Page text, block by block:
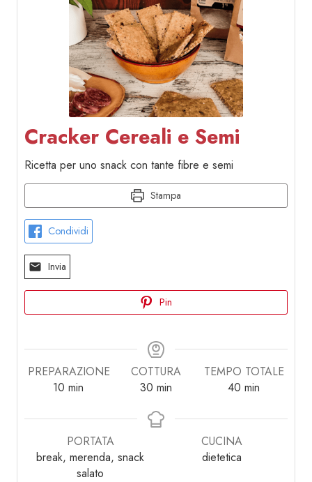
Cracker Cereali e Semi
Ricetta per uno snack con tante fibre e semi
Stampa
Condividi
Invia
Pin
PREPARAZIONE
10 minuti
min
COTTURA
30 minuti
min
TEMPO TOTALE
40 minuti
min
PORTATA
break, merenda, snack
salato
CUCINA
dietetica